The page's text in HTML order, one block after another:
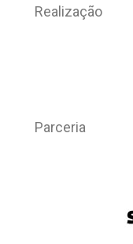
Realização
Parceria